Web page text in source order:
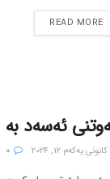
READ MORE
ئەسەد بە
كانونی یه‌كه‌م 12, 2024